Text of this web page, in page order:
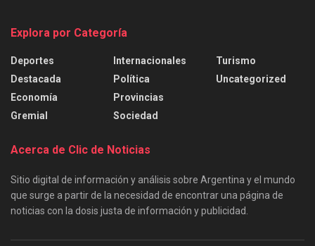
Explora por Categoría
Deportes
Destacada
Economía
Gremial
Internacionales
Política
Provincias
Sociedad
Turismo
Uncategorized
Acerca de Clic de Noticias
Sitio digital de información y análisis sobre Argentina y el mundo
que surge a partir de la necesidad de encontrar una página de
noticias con la dosis justa de información y publicidad.